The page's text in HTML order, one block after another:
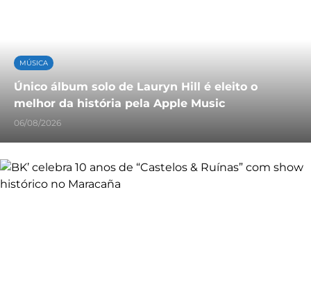
MÚSICA
Único álbum solo de Lauryn Hill é eleito o
melhor da história pela Apple Music
06/08/2026